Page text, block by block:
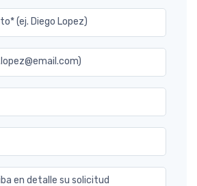
(ej. Diego Lopez)
en detalle su solicitud